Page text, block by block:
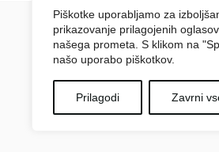
Piškotke uporabljamo za
prikazovanje prilagojenih
našega prometa. S klikom na
našo uporabo piškotkov.
Prilagodi Zavrni